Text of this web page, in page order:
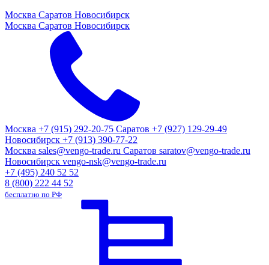
Москва Саратов Новосибирск
Москва Саратов Новосибирск
Москва +7 (915) 292-20-75 Саратов +7 (927) 129-29-49
Новосибирск +7 (913) 390-77-22
Москва sales@vengo-trade.ru Саратов saratov@vengo-trade.ru
Новосибирск vengo-nsk@vengo-trade.ru
+7 (495) 240 52 52
8 (800) 222 44 52
бесплатно по РФ